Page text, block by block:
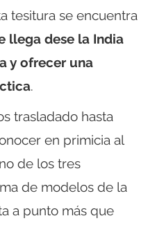
tesitura se encuentra
llega dese la India
y ofrecer una
.
trasladado hasta
en primicia al
de los tres
de modelos de la
a punto más que